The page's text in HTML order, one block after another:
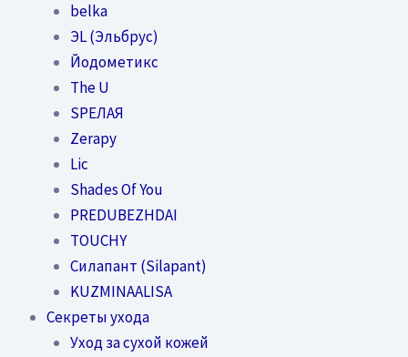
belka
ЭL (Эльбрус)
Йодометикс
The U
SPEЛАЯ
Zerapy
Lic
Shades Of You
PREDUBEZHDAI
TOUCHY
Силапант (Silapant)
KUZMINAALISA
Секреты ухода
Уход за сухой кожей